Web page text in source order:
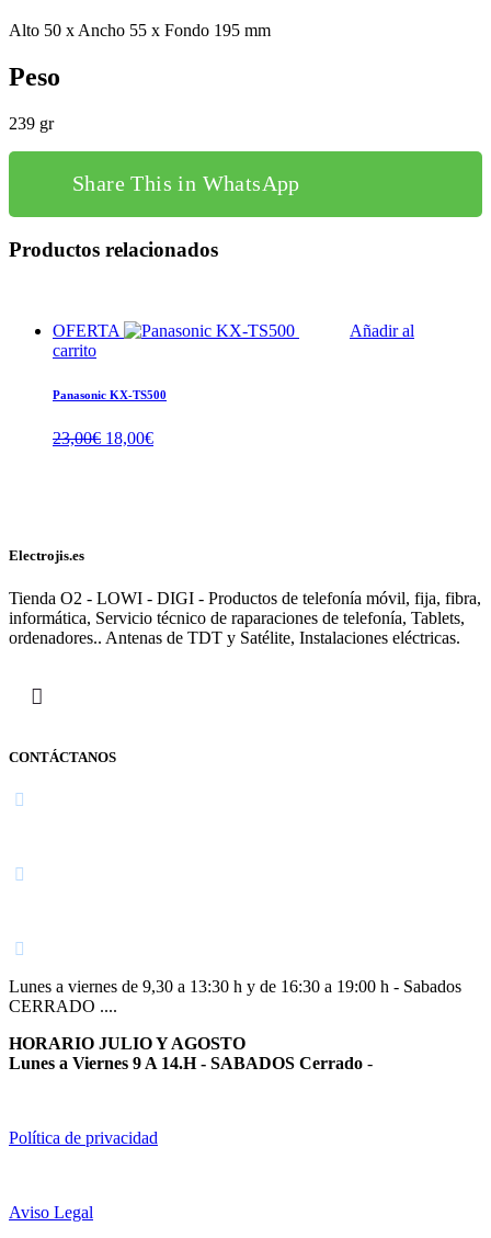
Alto 50 x Ancho 55 x Fondo 195 mm
Peso
239 gr
Share This in WhatsApp
Productos relacionados
OFERTA
Añadir al
carrito
Panasonic KX-TS500
23,00€ El
18,00€El
Electrojis.es
Tienda O2 - LOWI - DIGI - Productos de telefonía móvil, fija, fibra,
informática, Servicio técnico de raparaciones de telefonía, Tablets,
ordenadores.. Antenas de TDT y Satélite, Instalaciones eléctricas.
CONTÁCTANOS
Lunes a viernes de 9,30 a 13:30 h y de 16:30 a 19:00 h - Sabados
CERRADO ....
HORARIO JULIO Y AGOSTO
Lunes a Viernes 9 A 14.H - SABADOS Cerrado -
Política de privacidad
Aviso Legal